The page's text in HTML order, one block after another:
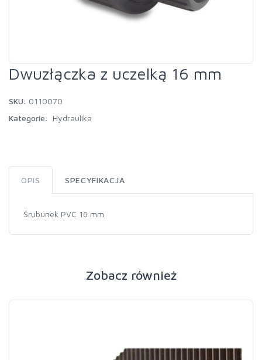
Dwuzłączka z uczelką 16 mm
SKU: 0110070
Kategorie:
Hydraulika
OPIS SPECYFIKACJA
Śrubunek PVC 16 mm
Zobacz również